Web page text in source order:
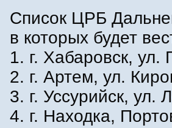
Список ЦРБ
в которых будет
1. г. Хабаровск, ул.
2. г. Артем, ул.
3. г. Уссурийск, ул.
4. г. Находка,